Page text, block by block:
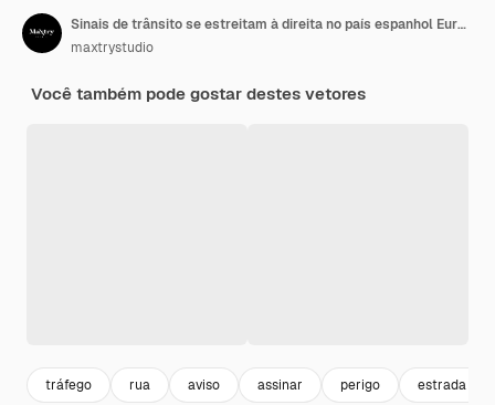
Sinais de trânsito se estreitam à direita no país espanhol Europa
maxtrystudio
Você também pode gostar destes vetores
tráfego rua aviso assinar perigo estrada